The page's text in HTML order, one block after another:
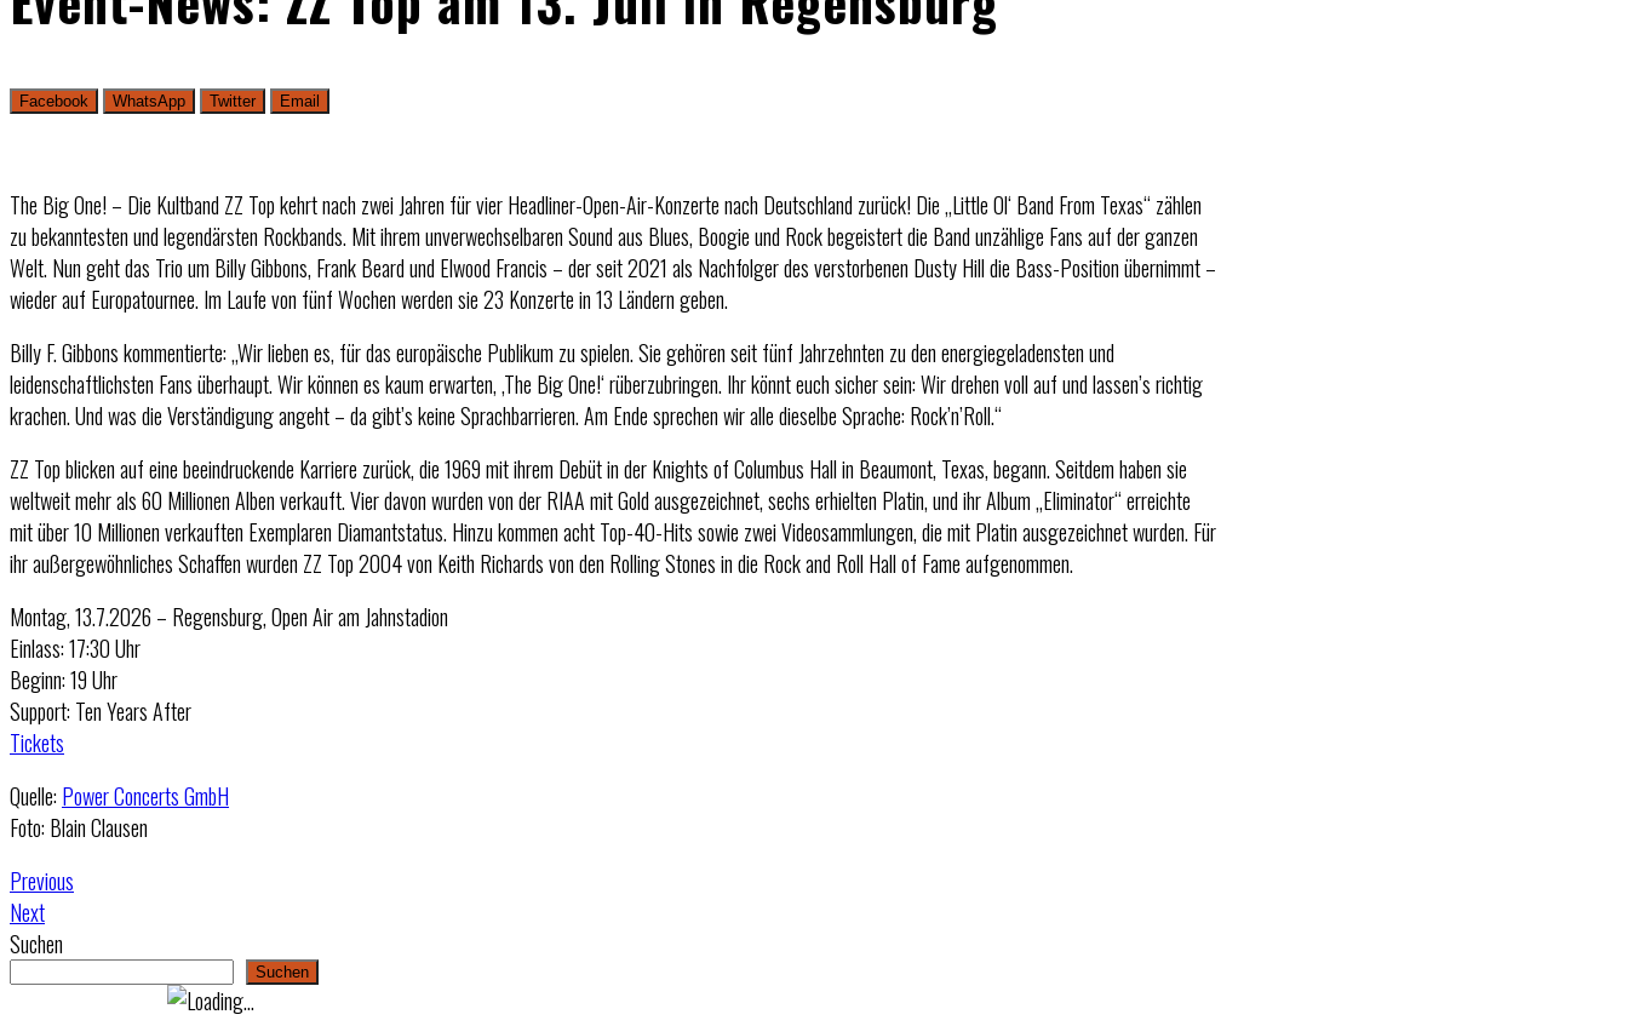
Facebook WhatsApp Twitter Email
The Big One! – Die Kultband ZZ Top kehrt nach zwei Jahren für vier Headliner-Open-Air-Konzerte nach Deutschland zurück! Die „Little Ol‘ Band From Texas“ zählen
zu bekanntesten und legendärsten Rockbands. Mit ihrem unverwechselbaren Sound aus Blues, Boogie und Rock begeistert die Band unzählige Fans auf der ganzen
Welt. Nun geht das Trio um Billy Gibbons, Frank Beard und Elwood Francis – der seit 2021 als Nachfolger des verstorbenen Dusty Hill die Bass-Position übernimmt –
wieder auf Europatournee. Im Laufe von fünf Wochen werden sie 23 Konzerte in 13 Ländern geben.
Billy F. Gibbons kommentierte: „Wir lieben es, für das europäische Publikum zu spielen. Sie gehören seit fünf Jahrzehnten zu den energiegeladensten und
leidenschaftlichsten Fans überhaupt. Wir können es kaum erwarten, ‚The Big One!‘ rüberzubringen. Ihr könnt euch sicher sein: Wir drehen voll auf und lassen’s richtig
krachen. Und was die Verständigung angeht – da gibt’s keine Sprachbarrieren. Am Ende sprechen wir alle dieselbe Sprache: Rock’n’Roll.“
ZZ Top blicken auf eine beeindruckende Karriere zurück, die 1969 mit ihrem Debüt in der Knights of Columbus Hall in Beaumont, Texas, begann. Seitdem haben sie
weltweit mehr als 60 Millionen Alben verkauft. Vier davon wurden von der RIAA mit Gold ausgezeichnet, sechs erhielten Platin, und ihr Album „Eliminator“ erreichte
mit über 10 Millionen verkauften Exemplaren Diamantstatus. Hinzu kommen acht Top-40-Hits sowie zwei Videosammlungen, die mit Platin ausgezeichnet wurden. Für
ihr außergewöhnliches Schaffen wurden ZZ Top 2004 von Keith Richards von den Rolling Stones in die Rock and Roll Hall of Fame aufgenommen.
Montag, 13.7.2026 – Regensburg, Open Air am Jahnstadion
Einlass: 17:30 Uhr
Beginn: 19 Uhr
Support: Ten Years After
Tickets
Quelle: Power Concerts GmbH
Foto: Blain Clausen
Previous
Next
Suchen
Suchen